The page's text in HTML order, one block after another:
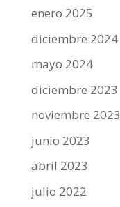
enero 2025
diciembre 2024
mayo 2024
diciembre 2023
noviembre 2023
junio 2023
abril 2023
julio 2022